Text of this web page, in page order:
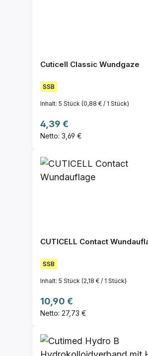
Cuticell Classic Wundgaze
SSB
Inhalt: 5 Stück (0,88 € / 1 Stück)
Regulärer Preis:
4,39 €
Netto: 3,69 €
CUTICELL Contact
SSB
Inhalt: 5 Stück (2,18 € / 1 Stück)
Regulärer Preis:
10,90 €
Netto: 27,73 €